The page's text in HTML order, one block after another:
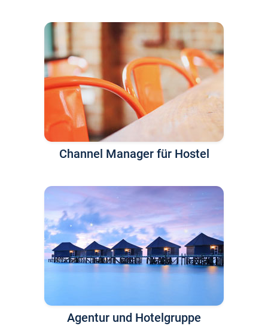
Channel Manager für Hostel
Agentur und Hotelgruppe